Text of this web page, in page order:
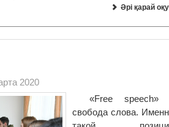
Әрі қарай оқу
2020
«Free speech»
свобода слова.